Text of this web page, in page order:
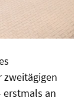
zweitägigen
erstmals an